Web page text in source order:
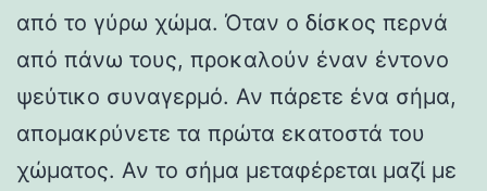
από το γύρω χώμα. Όταν ο δίσκος περνά
από πάνω τους, προκαλούν έναν έντονο
ψεύτικο συναγερμό. Αν πάρετε ένα σήμα,
απομακρύνετε τα πρώτα εκατοστά του
χώματος. Αν το σήμα μεταφέρεται μαζί με